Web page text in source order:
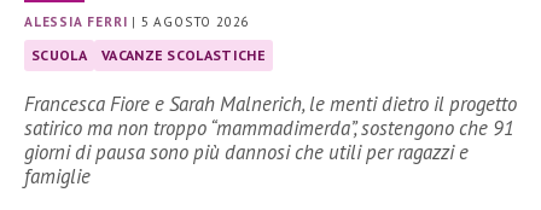
ALESSIA FERRI | 5 AGOSTO 2026
SCUOLA VACANZE SCOLASTICHE
Francesca Fiore e Sarah Malnerich, le menti dietro il progetto
satirico ma non troppo “mammadimerda”, sostengono che 91
giorni di pausa sono più dannosi che utili per ragazzi e
famiglie